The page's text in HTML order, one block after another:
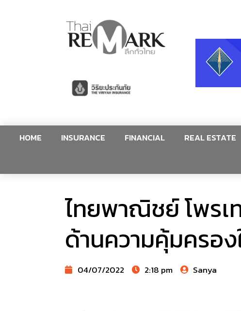
HOME INSURANCE FINANCIAL REAL ESTATE
ไทยพาณิชย์ โพร
ด้านความคุ้มครอ
04/07/2022 2:18 pm Sanya